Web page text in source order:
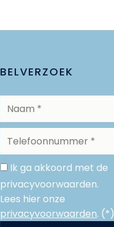
BELVERZOEK
Ik ga akkoord met de
privacyvoorwaarden.
Lees hier onze
privacyvoorwaarden. (*)